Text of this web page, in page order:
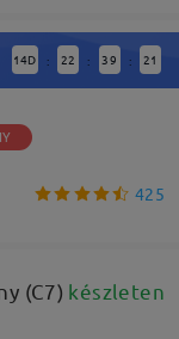
14D : 22 : 39 : 20
425
(C7) készleten